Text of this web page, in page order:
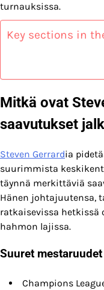
turnauksissa.
Key sections in
Mitkä ovat
saavutukset
Steven Gerrardia
suurimmista
täynnä merkittäviä
Hänen johtajuutensa,
ratkaisevissa hetkissä
hahmon lajissa.
Suuret
Champions